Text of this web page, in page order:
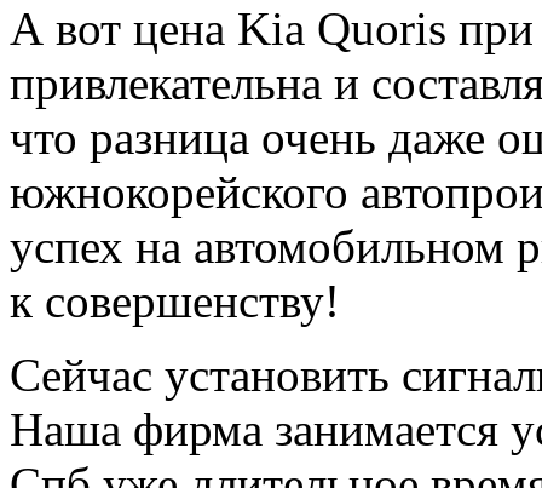
А вот цена Kia Quoris при
привлекательна и
что разница очень даже
южнокорейского
успех на автомобильном
к совершенству!
Сейчас установить
Наша фирма занимается